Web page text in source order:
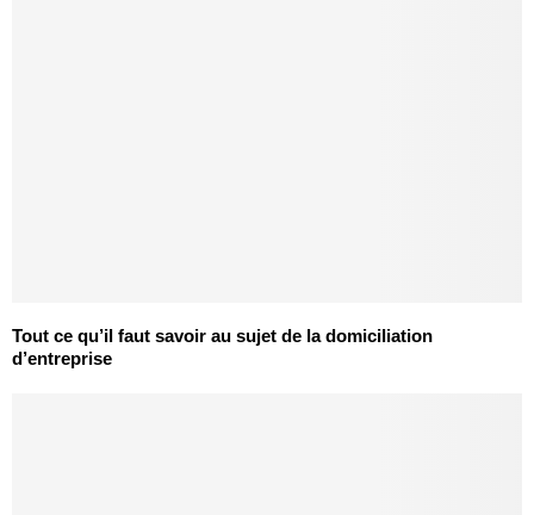
Tout ce qu’il faut savoir au sujet de la domiciliation
d’entreprise